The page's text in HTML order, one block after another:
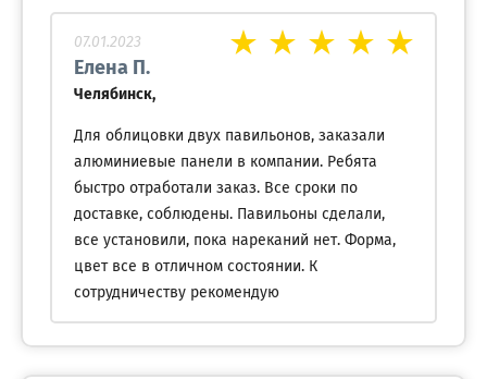
07.01.2023
Елена П.
Челябинск,
Для облицовки двух павильонов, заказали
алюминиевые панели в компании. Ребята
быстро отработали заказ. Все сроки по
доставке, соблюдены. Павильоны сделали,
все установили, пока нареканий нет. Форма,
цвет все в отличном состоянии. К
сотрудничеству рекомендую